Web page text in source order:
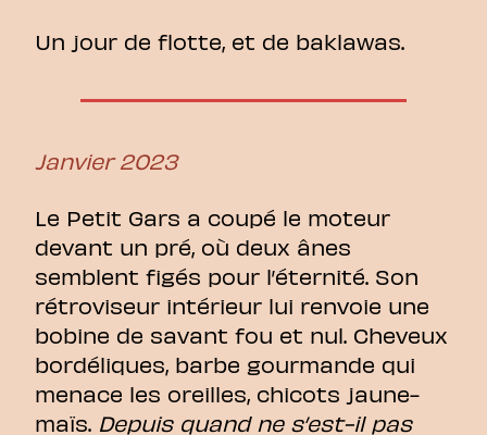
Un jour de flotte, et de baklawas.
Janvier 2023
Le Petit Gars a coupé le moteur
devant un pré, où deux ânes
semblent figés pour l’éternité. Son
rétroviseur intérieur lui renvoie une
bobine de savant fou et nul. Cheveux
bordéliques, barbe gourmande qui
menace les oreilles, chicots jaune-
maïs. Depuis quand ne s’est-il pas